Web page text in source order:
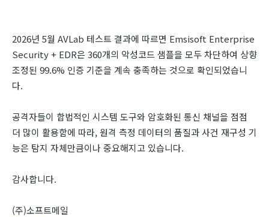
2026년 5월 AVLab 테스트 결과에 따르면 Emsisoft Enterprise
Security + EDR은 360개의 악성코드 샘플을 모두 차단하여 상향
조정된 99.6% 인증 기준을 계속 충족하는 것으로 확인되었습니
다.
공격자들이 합법적인 시스템 도구와 암호화된 통신 채널을 점점
더 많이 활용함에 따라, 원격 측정 데이터의 품질과 사건 재구성 기
능은 탐지 자체만큼이나 중요해지고 있습니다.
감사합니다.
(주)소프트메일